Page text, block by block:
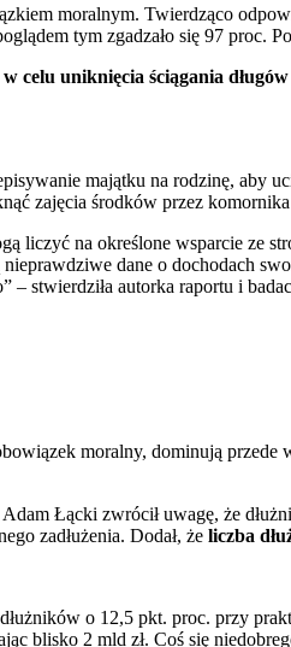
moralnym. Twierdząco
tym zgadzało się 97 proc.
celu uniknięcia ściągania
majątku na rodzinę, aby
zajęcia środków przez
liczyć na określone wsparcie ze
dane o dochodach
– stwierdziła autorka raportu i
moralny, dominują
Łącki zwrócił uwagę, że
zadłużenia. Dodał, że liczba
o 12,5 pkt. proc. przy
blisko 2 mld zł. Coś się